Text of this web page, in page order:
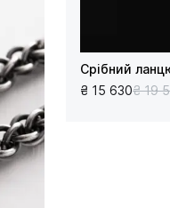
Срібний
₴ 15 630₴ 19